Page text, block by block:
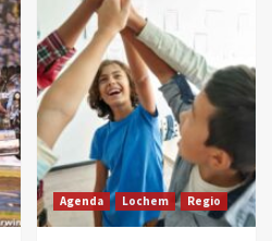
Agenda Lochem Regio